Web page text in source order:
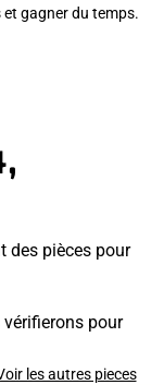
gagner du temps.
des pièces pour
vérifierons pour
les autres pieces